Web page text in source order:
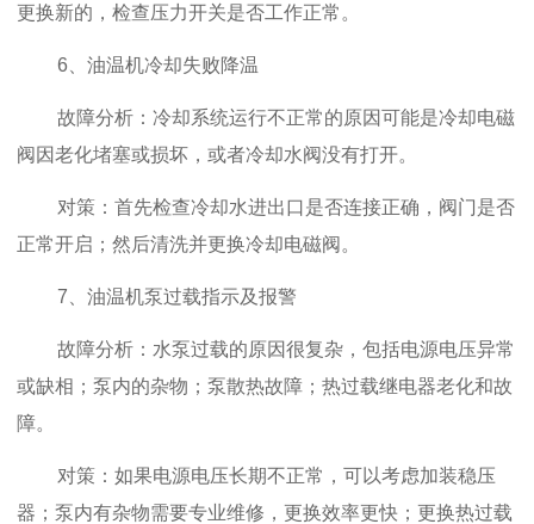
更换新的，检查压力开关是否工作正常。
6、油温机冷却失败降温
故障分析：冷却系统运行不正常的原因可能是冷却电磁
阀因老化堵塞或损坏，或者冷却水阀没有打开。
对策：首先检查冷却水进出口是否连接正确，阀门是否
正常开启；然后清洗并更换冷却电磁阀。
7、油温机泵过载指示及报警
故障分析：水泵过载的原因很复杂，包括电源电压异常
或缺相；泵内的杂物；泵散热故障；热过载继电器老化和故
障。
对策：如果电源电压长期不正常，可以考虑加装稳压
器；泵内有杂物需要专业维修，更换效率更快；更换热过载